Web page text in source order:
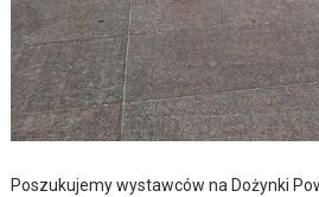
Poszukujemy wystawców na Dożynki